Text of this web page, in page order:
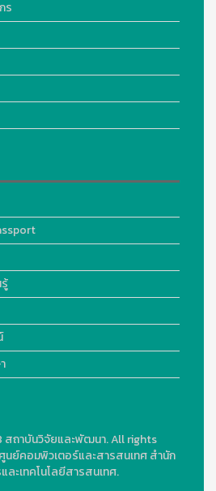
ร
สถาบันวิจัยและพัฒนา. All rights
ศูนย์คอมพิวเตอร์และสารสนเทศ สำนัก
ละเทคโนโลยีสารสนเทศ.